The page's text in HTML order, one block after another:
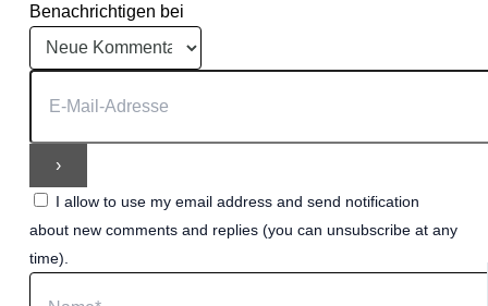
Benachrichtigen bei
I allow to use my email address and send notification
about new comments and replies (you can unsubscribe at any
time).